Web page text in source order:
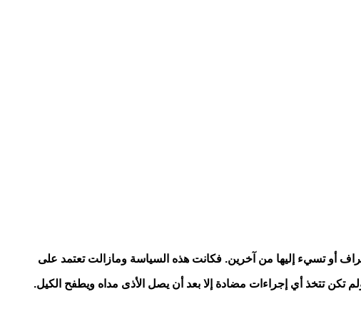
أو تسيء إليها من آخرين. فكانت هذه السياسة ومازالت تعتمد على
تكن تتخذ أي إجراءات مضادة إلا بعد أن يصل الأذى مداه ويطفح الكيل.